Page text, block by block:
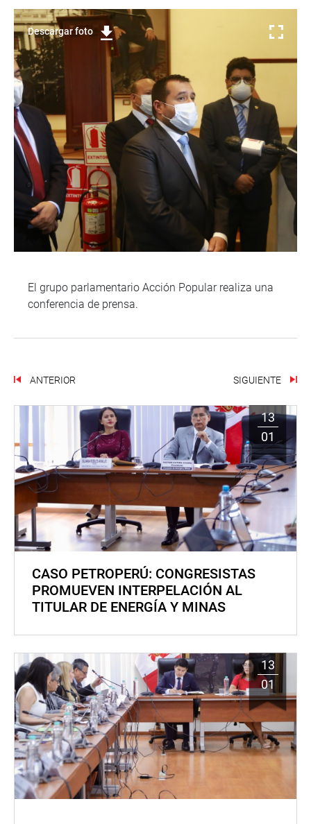
Descargar foto
El grupo parlamentario Acción Popular realiza una
conferencia de prensa.
ANTERIOR SIGUIENTE
13
01
CASO PETROPERÚ: CONGRESISTAS
PROMUEVEN INTERPELACIÓN AL
TITULAR DE ENERGÍA Y MINAS
13
01